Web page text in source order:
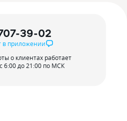
39-02
в приложении
о клиентах работает
6:00 до 21:00 по МСК